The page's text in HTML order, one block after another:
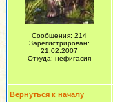
Сообщения: 214
Зарегистрирован:
21.02.2007
Откуда: нефигасия
Вернуться к началу